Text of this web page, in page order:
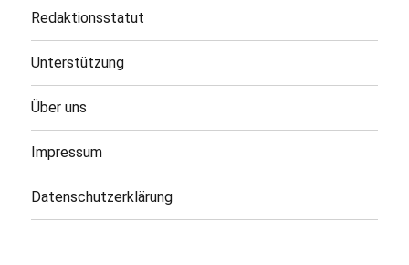
Redaktionsstatut
Unterstützung
Über uns
Impressum
Datenschutzerklärung